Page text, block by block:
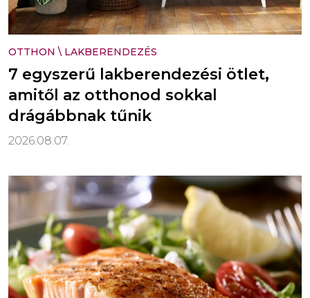
OTTHON \ LAKBERENDEZÉS
7 egyszerű lakberendezési ötlet,
amitől az otthonod sokkal
drágábbnak tűnik
2026.08.07.